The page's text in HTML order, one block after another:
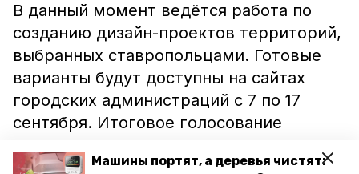
Машины портят, а деревья чистят:
В данный момент ведётся работа по
созданию дизайн-проектов территорий,
выбранных ставропольцами. Готовые
варианты будут доступны на сайтах
городских администраций с 7 по 17
сентября. Итоговое голосование
Края.